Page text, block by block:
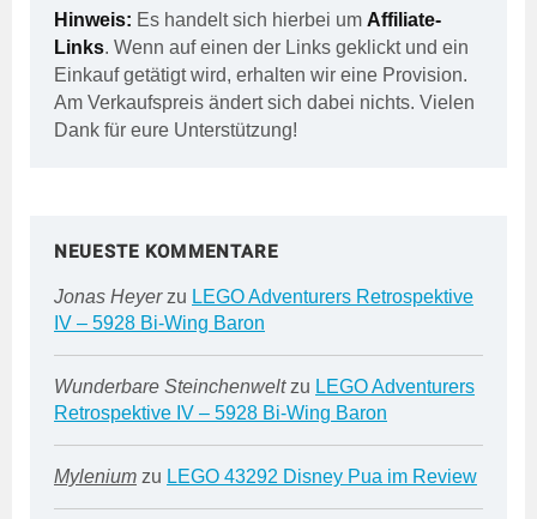
Hinweis: Es handelt sich hierbei um Affiliate-
Links. Wenn auf einen der Links geklickt und ein
Einkauf getätigt wird, erhalten wir eine Provision.
Am Verkaufspreis ändert sich dabei nichts. Vielen
Dank für eure Unterstützung!
NEUESTE KOMMENTARE
Jonas Heyerzu LEGO Adventurers Retrospektive
IV – 5928 Bi-Wing Baron
Wunderbare Steinchenweltzu LEGO Adventurers
Retrospektive IV – 5928 Bi-Wing Baron
Mylenium zu LEGO 43292 Disney Pua im Review